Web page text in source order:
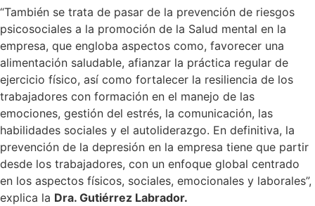
“También se trata de pasar de la prevención de riesgos
psicosociales a la promoción de la Salud mental en la
empresa, que engloba aspectos como, favorecer una
alimentación saludable, afianzar la práctica regular de
ejercicio físico, así como fortalecer la resiliencia de los
trabajadores con formación en el manejo de las
emociones, gestión del estrés, la comunicación, las
habilidades sociales y el autoliderazgo. En definitiva, la
prevención de la depresión en la empresa tiene que partir
desde los trabajadores, con un enfoque global centrado
en los aspectos físicos, sociales, emocionales y laborales”,
explica la Dra. Gutiérrez Labrador.